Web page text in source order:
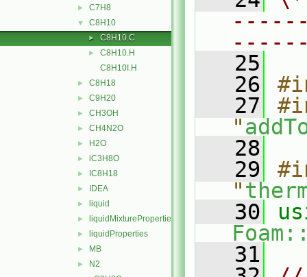
► C7H8
▼ C8H10
► C8H10.C
►
C8H10.H
C8H10I.H
► C8H18
► C9H20
► CH3OH
► CH4N2O
► H2O
► iC3H8O
► IC8H18
► IDEA
► liquid
► liquidMixtureProperties
► liquidProperties
► MB
► N2
   25
   26
   27
"
   28
   29
"
   30
   31